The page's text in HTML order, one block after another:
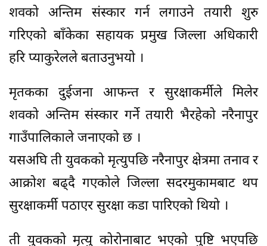
शवको अन्तिम संस्कार गर्न लगाउने तयारी शुरु
गरिएको बाँकेका सहायक प्रमुख जिल्ला अधिकारी
हरि प्याकुरेलले बताउनुभयो ।
मृतकका दुईजना आफन्त र सुरक्षाकर्मीले मिलेर
शवको अन्तिम संस्कार गर्ने तयारी भैरहेको नरैनापुर
गाउँपालिकाले जनाएको छ ।
यसअघि ती युवकको मृत्युपछि नरैनापुर क्षेत्रमा तनाव र
आक्रोश बढ्दै गएकोले जिल्ला सदरमुकामबाट थप
सुरक्षाकर्मी पठाएर सुरक्षा कडा पारिएको थियो ।
ती युवकको मृत्यु कोरोनाबाट भएको पुष्टि भएपछि